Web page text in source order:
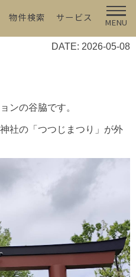
物件検索 サービス MENU
DATE: 2026-05-08
ンの谷脇です。
社の「つつじまつり」が外